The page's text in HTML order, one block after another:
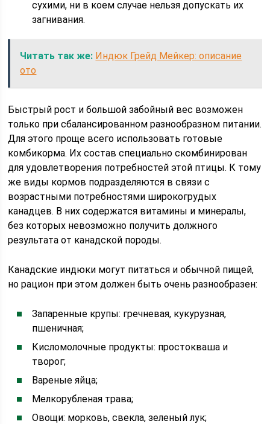
сухими, ни в коем случае нельзя допускать их
загнивания.
Читать так же: Индюк Грейд Мейкер: описание
ото
Быстрый рост и большой забойный вес возможен
только при сбалансированном разнообразном питании.
Для этого проще всего использовать готовые
комбикорма. Их состав специально скомбинирован
для удовлетворения потребностей этой птицы. К тому
же виды кормов подразделяются в связи с
возрастными потребностями широкогрудых
канадцев. В них содержатся витамины и минералы,
без которых невозможно получить должного
результата от канадской породы.
Канадские индюки могут питаться и обычной пищей,
но рацион при этом должен быть очень разнообразен:
Запаренные крупы: гречневая, кукурузная,
пшеничная;
Кисломолочные продукты: простокваша и
творог;
Вареные яйца;
Мелкорубленая трава;
Овощи: морковь, свекла, зеленый лук;